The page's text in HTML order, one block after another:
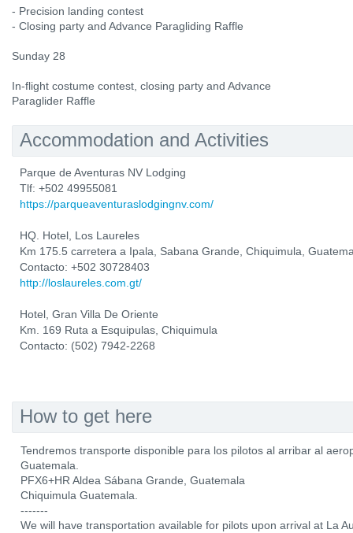
- Precision landing contest
- Closing party and Advance Paragliding Raffle
Sunday 28
In-flight costume contest, closing party and Advance
Paraglider Raffle
Accommodation and Activities
Parque de Aventuras NV Lodging
Tlf: +502 49955081
https://parqueaventuraslodgingnv.com/
HQ. Hotel, Los Laureles
Km 175.5 carretera a Ipala, Sabana Grande, Chiquimula,
Contacto: +502 30728403
http://loslaureles.com.gt/
Hotel, Gran Villa De Oriente
Km. 169 Ruta a Esquipulas, Chiquimula
Contacto: (502) 7942-2268
How to get here
Tendremos transporte disponible para los pilotos al arribar al
Guatemala.
PFX6+HR Aldea Sábana Grande, Guatemala
Chiquimula Guatemala.
-------
We will have transportation available for pilots upon arrival at La